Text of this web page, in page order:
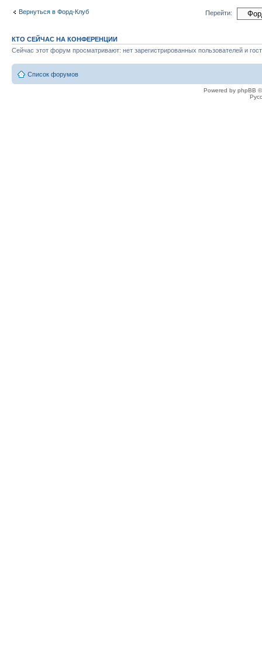
Вернуться в Форд-Клуб Перейти:
КТО СЕЙЧАС НА КОНФЕРЕНЦИИ
Сейчас этот форум просматривают: нет зарегистрированных пользователей и
Список форумов
Powered by phpBB